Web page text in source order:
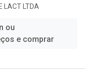
LACT LTDA
ou
e comprar